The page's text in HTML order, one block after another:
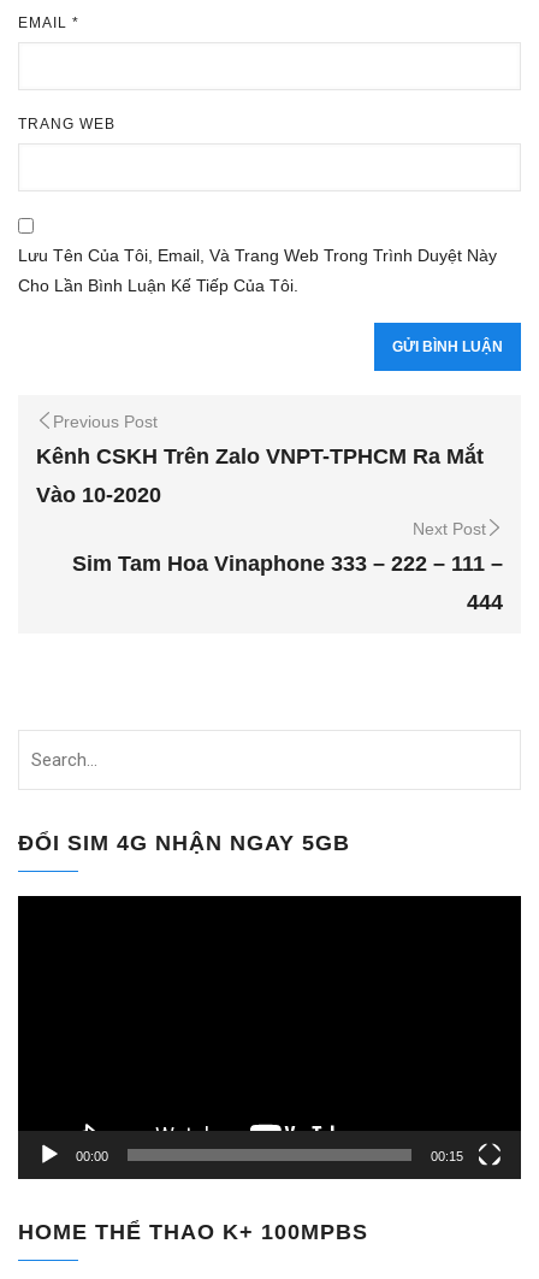
EMAIL *
TRANG WEB
Lưu Tên Của Tôi, Email, Và Trang Web Trong Trình Duyệt Này
Cho Lần Bình Luận Kế Tiếp Của Tôi.
Previous Post
Kênh CSKH Trên Zalo VNPT-TPHCM Ra Mắt
Vào 10-2020
Next Post
Sim Tam Hoa Vinaphone 333 – 222 – 111 –
444
ĐỔI SIM 4G NHẬN NGAY 5GB
00:00 00:15
HOME THỂ THAO K+ 100MPBS